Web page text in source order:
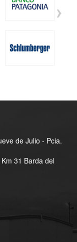
›
de Julio - Pcia.
31 Barda del